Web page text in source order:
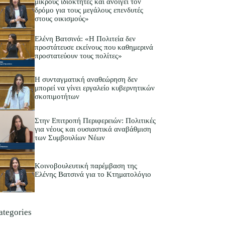
μικρούς ιδιοκτήτες και ανοίγει τον
δρόμο για τους μεγάλους επενδυτές
στους οικισμούς»
Ελένη Βατσινά: «Η Πολιτεία δεν
προστάτευσε εκείνους που καθημερινά
προστατεύουν τους πολίτες»
Η συνταγματική αναθεώρηση δεν
μπορεί να γίνει εργαλείο κυβερνητικών
σκοπιμοτήτων
Στην Επιτροπή Περιφερειών: Πολιτικές
για νέους και ουσιαστικά αναβάθμιση
των Συμβουλίων Νέων
Κοινοβουλευτική παρέμβαση της
Ελένης Βατσινά για το Κτηματολόγιο